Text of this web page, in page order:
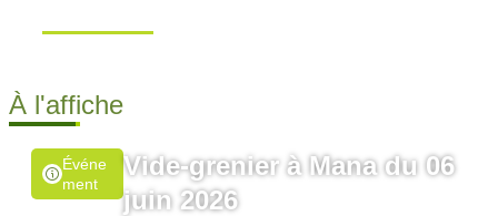
À l'affiche
Événe
Ment
Vide-grenier à Mana du 06
juin 2026